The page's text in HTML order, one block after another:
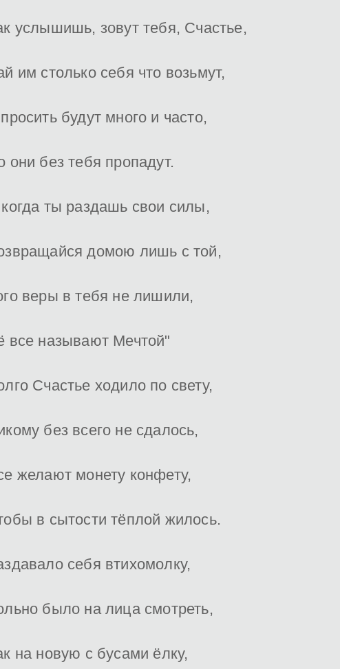
услышишь, зовут тебя, Счастье,
им столько себя что возьмут,
будут много и часто,
они без тебя пропадут.
ты раздашь свои силы,
домою лишь с той,
веры в тебя не лишили,
все называют Мечтой"
Счастье ходило по свету,
без всего не сдалось,
желают монету конфету,
в сытости тёплой жилось.
себя втихомолку,
было на лица смотреть,
на новую с бусами ёлку,